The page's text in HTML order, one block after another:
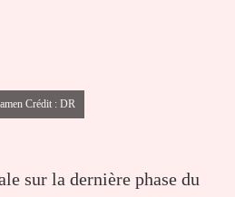
Crédit : DR
sur la dernière phase du